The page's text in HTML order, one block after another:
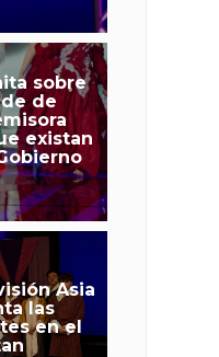
sobre
de
existan
Asia
las
en el